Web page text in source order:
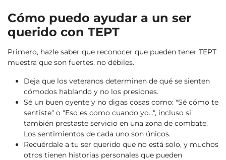
Cómo puedo ayudar a un ser
querido con TEPT
Primero, hazle saber que reconocer que pueden tener TEPT
muestra que son fuertes, no débiles.
Deja que los veteranos determinen de qué se sienten
cómodos hablando y no los presiones.
Sé un buen oyente y no digas cosas como: "Sé cómo te
sentiste" o "Eso es como cuando yo...", incluso si
también prestaste servicio en una zona de combate.
Los sentimientos de cada uno son únicos.
Recuérdale a tu ser querido que no está solo, y muchos
otros tienen historias personales que pueden